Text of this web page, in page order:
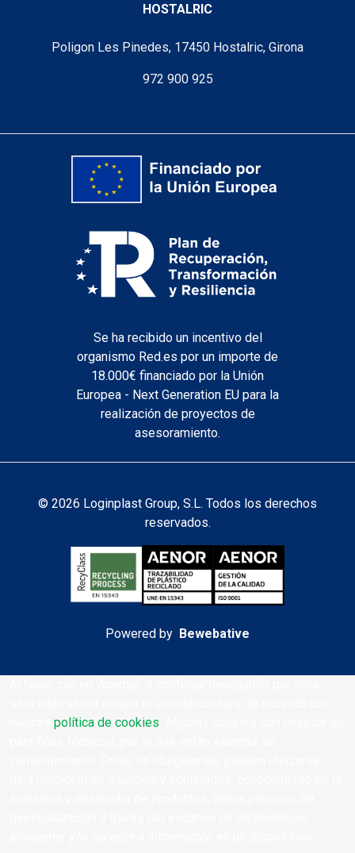
HOSTALRIC
Poligon Les Pinedes, 17450 Hostalric, Girona
972 900 925
Se ha recibido un incentivo del
organismo Red.es por un importe de
18.000€ financiado por la Unión
Europea - Next Generation EU para la
realización de proyectos de
asesoramiento.
© 2026 Loginplast Group, S.L. Todos los derechos
reservados.
Powered by Bewebative
política de cookies